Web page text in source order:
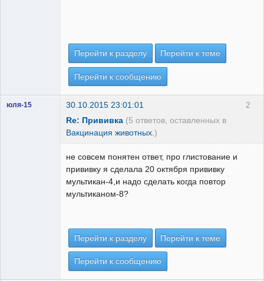
Перейти к разделу Перейти к теме
Перейти к сообщению
2
юля-15
30.10.2015 23:01:01
Re: Прививка (5 ответов, оставленных в
Вакцинация животных. )
не совсем понятен ответ, про глистование и
прививку я сделала 20 октября прививку
мультикан-4,и надо сделать когда повтор
мультиканом-8?
Перейти к разделу Перейти к теме
Перейти к сообщению